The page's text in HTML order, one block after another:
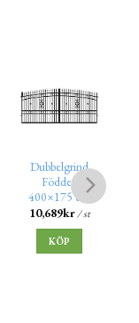
Dubbelgrind
Föddeo
400×175 cm
10,689kr/ st
KÖP